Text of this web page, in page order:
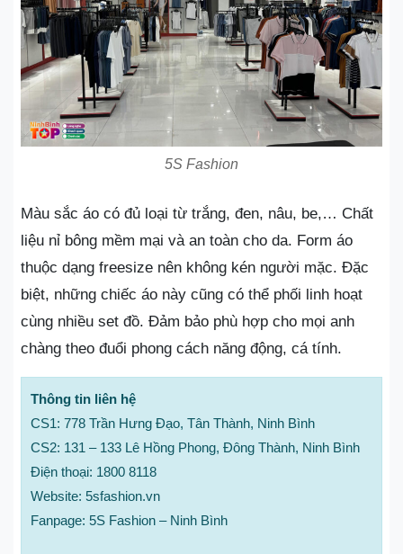
5S Fashion
Màu sắc áo có đủ loại từ trắng, đen, nâu, be,… Chất
liệu nỉ bông mềm mại và an toàn cho da. Form áo
thuộc dạng freesize nên không kén người mặc. Đặc
biệt, những chiếc áo này cũng có thể phối linh hoạt
cùng nhiều set đồ. Đảm bảo phù hợp cho mọi anh
chàng theo đuổi phong cách năng động, cá tính.
Thông tin liên hệ
CS1: 778 Trần Hưng Đạo, Tân Thành, Ninh Bình
CS2: 131 – 133 Lê Hồng Phong, Đông Thành, Ninh Bình
Điện thoại: 1800 8118
Website: 5sfashion.vn
Fanpage: 5S Fashion – Ninh Bình